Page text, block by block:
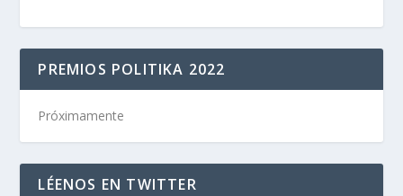
PREMIOS POLITIKA 2022
Próximamente
LÉENOS EN TWITTER